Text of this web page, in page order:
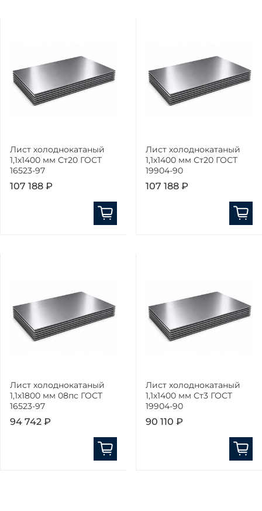
Лист холоднокатаный
1,1х1400 мм Ст20 ГОСТ
16523-97
107 188 ₽
Лист холоднокатаный
1,1х1400 мм Ст20 ГОСТ
19904-90
107 188 ₽
Лист холоднокатаный
1,1х1800 мм 08пс ГОСТ
16523-97
94 742 ₽
Лист холоднокатаный
1,1х1400 мм Ст3 ГОСТ
19904-90
90 110 ₽